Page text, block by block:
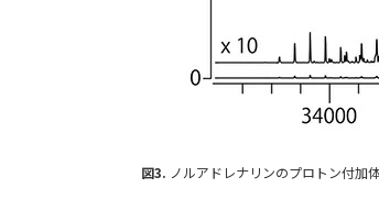
図3. ノルアドレナリンのプロトン付加